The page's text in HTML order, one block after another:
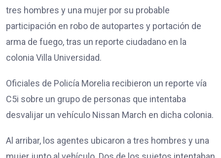
tres hombres y una mujer por su probable
participación en robo de autopartes y portación de
arma de fuego, tras un reporte ciudadano en la
colonia Villa Universidad.
Oficiales de Policía Morelia recibieron un reporte vía
C5i sobre un grupo de personas que intentaba
desvalijar un vehículo Nissan March en dicha colonia.
Al arribar, los agentes ubicaron a tres hombres y una